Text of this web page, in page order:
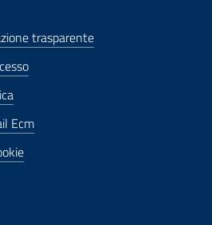
trasparente
Ecm